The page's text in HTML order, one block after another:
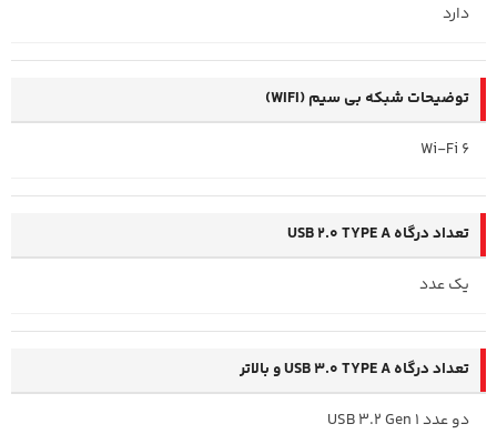
دارد
توضیحات شبکه بی سیم (WIFI)
Wi-Fi 6
تعداد درگاه USB 2.0 TYPE A
یک عدد
تعداد درگاه USB 3.0 TYPE A و بالاتر
دو عدد USB 3.2 Gen 1